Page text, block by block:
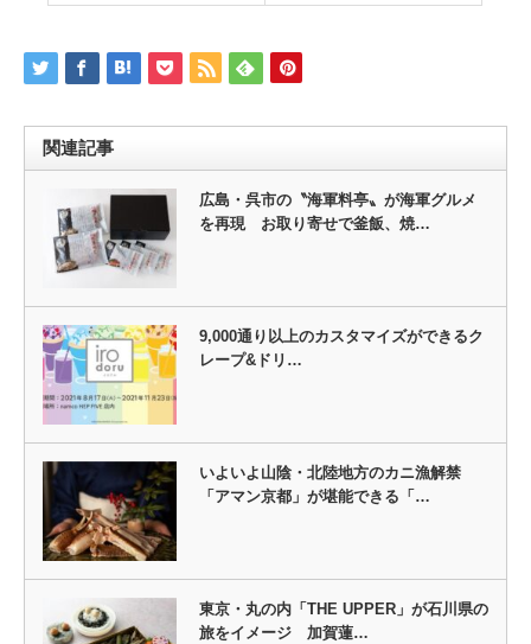
関連記事
広島・呉市の〝海軍料亭〟が海軍グルメ
を再現 お取り寄せで釜飯、焼…
9,000通り以上のカスタマイズができるク
レープ&ドリ…
いよいよ山陰・北陸地方のカニ漁解禁
「アマン京都」が堪能できる「…
東京・丸の内「THE UPPER」が石川県の
旅をイメージ 加賀蓮…